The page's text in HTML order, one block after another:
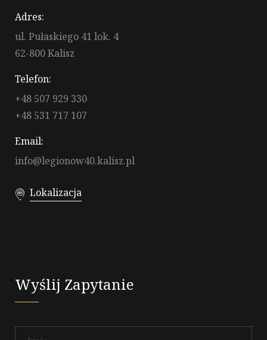
Adres:
ul. Pułaskiego 41 lok. 4
62-800 Kalisz
Telefon:
+48 507 929 330
+48 531 717 107
Email:
info@legionow40.kalisz.pl
Lokalizacja
Wyślij Zapytanie